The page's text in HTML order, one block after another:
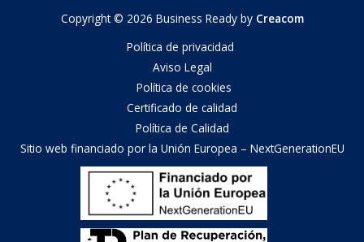
Copyright © 2026 Business Ready by Creacom
Política de privacidad
Aviso Legal
Política de cookies
Certificado de calidad
Política de Calidad
Sitio web financiado por la Unión Europea – NextGenerationEU